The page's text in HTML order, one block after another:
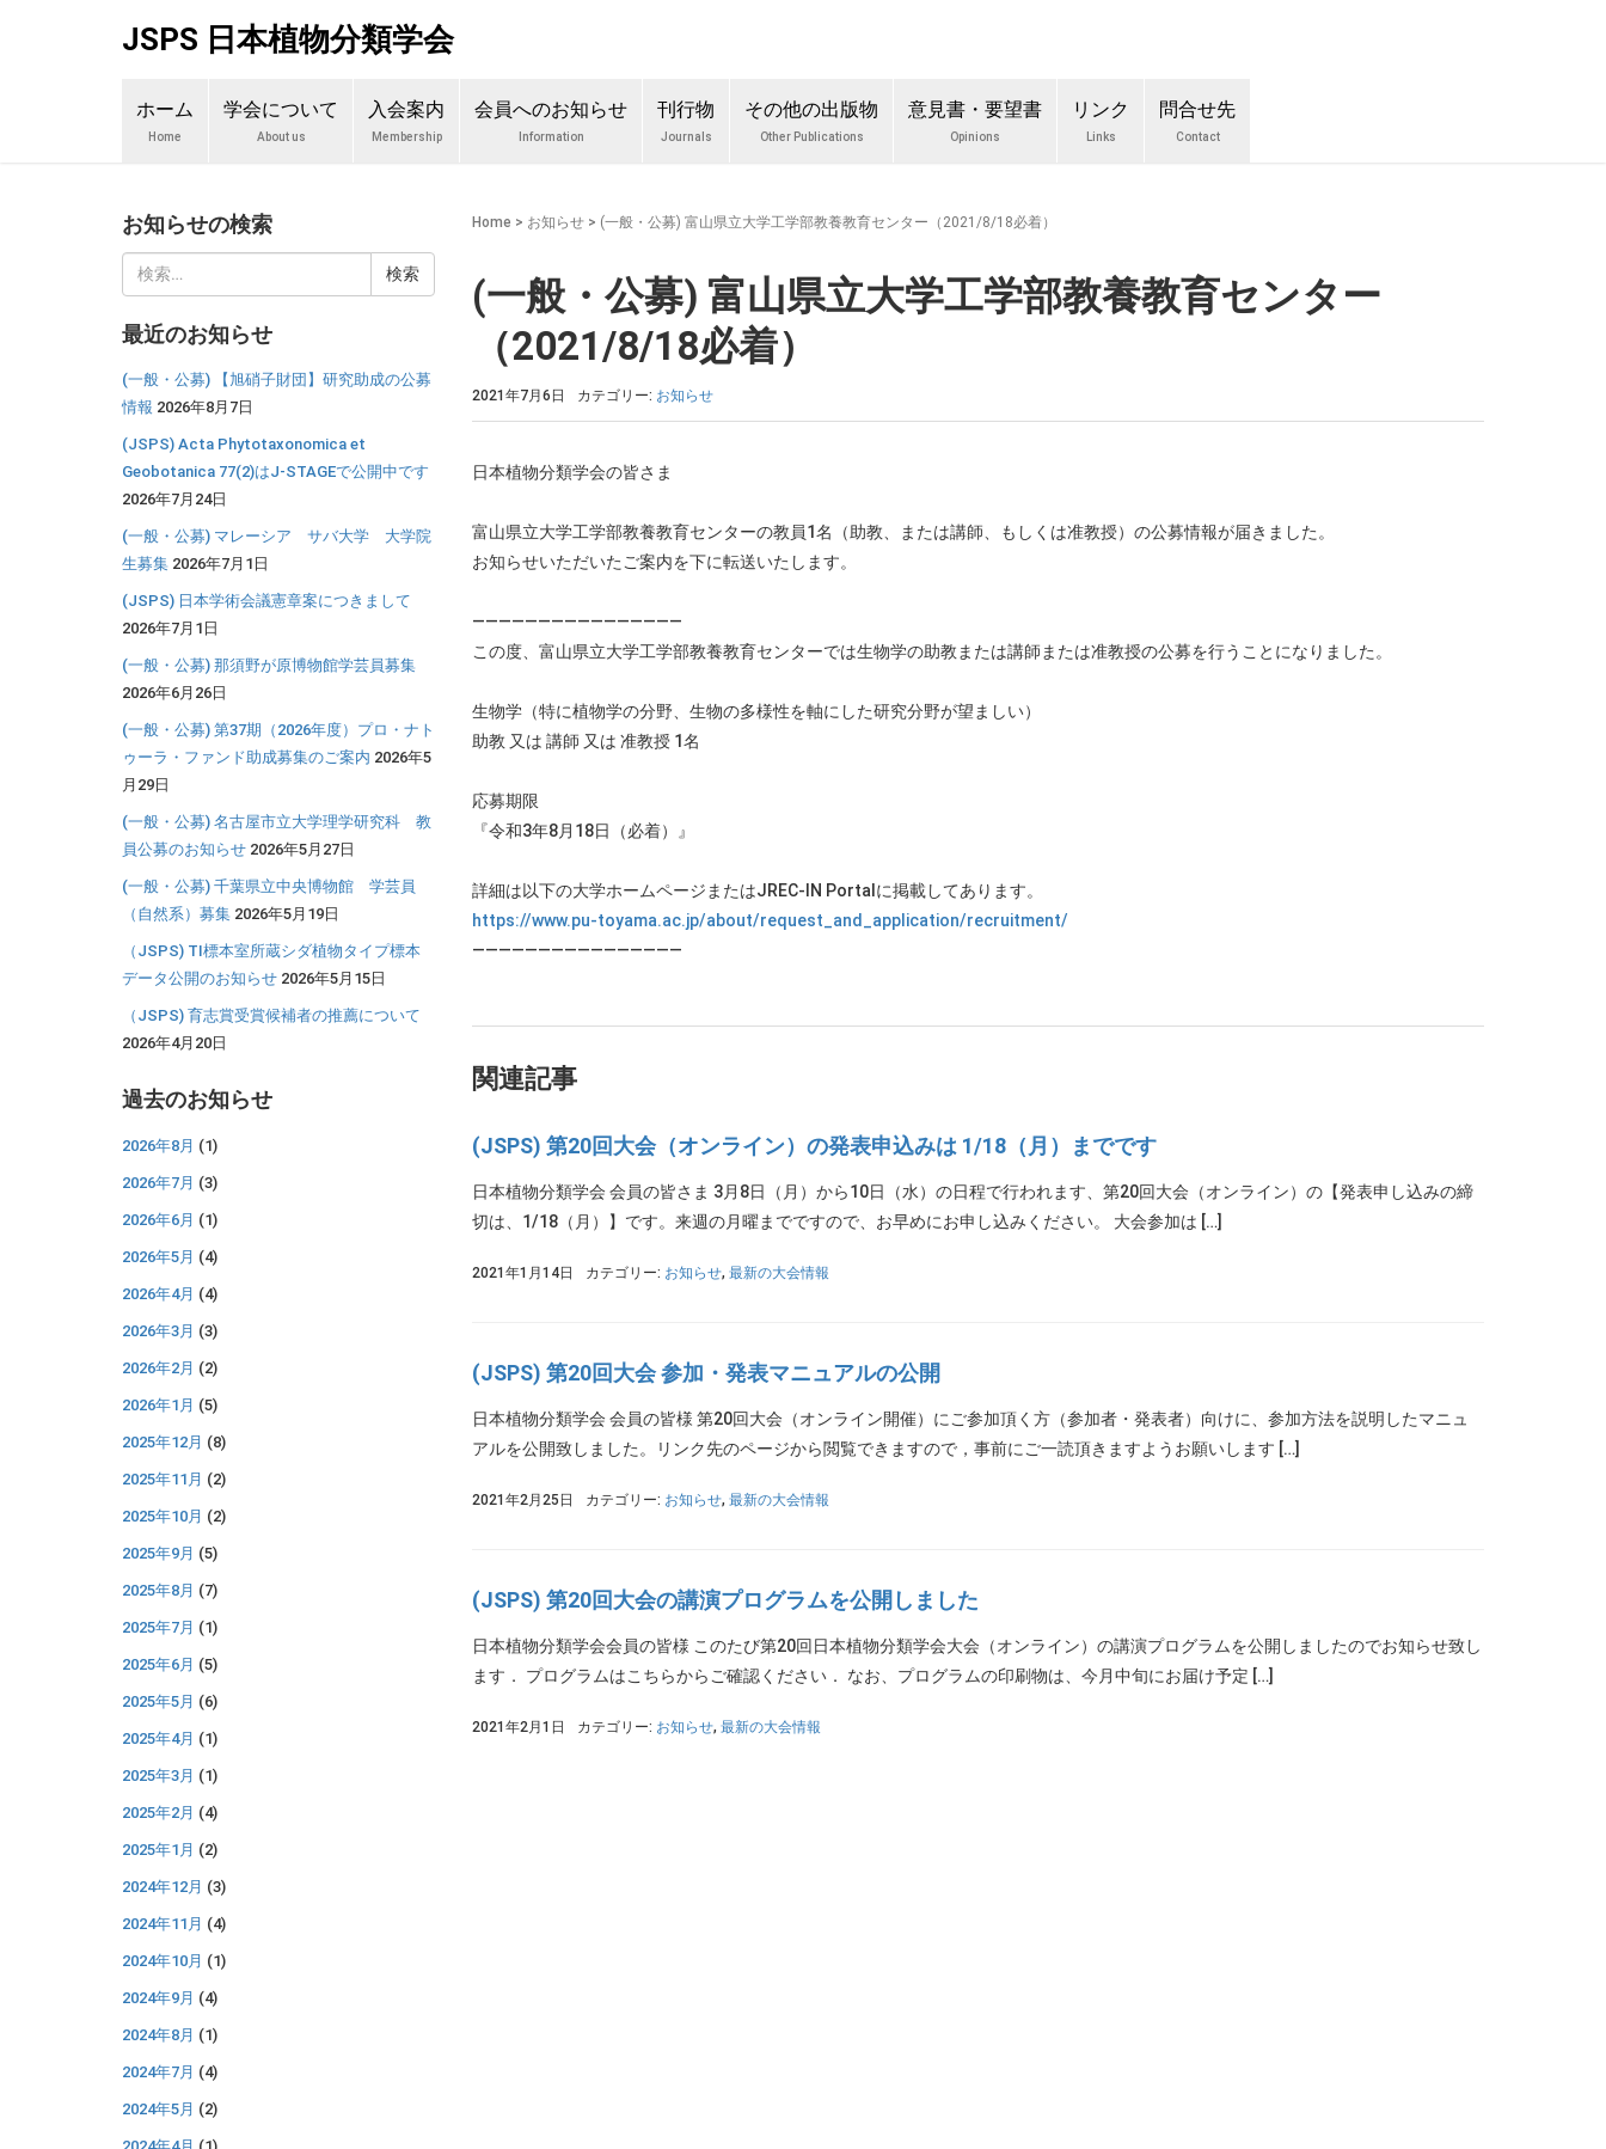
JSPS 日本植物分類学会
ホーム
Home
学会について
About us
入会案内
Membership
会員へのお知らせ
Information
刊行物
Journals
その他の出版物
Other Publications
意見書・要望書
Opinions
リンク
Links
問合せ先
Contact
Home > お知らせ> (一般・公募) 富山県立大学工学部教養教育センター（2021/8/18必着）
(一般・公募) 富山県立大学工学部教養教育センター
（2021/8/18必着）
2021年7月6日 カテゴリー: お知らせ
日本植物分類学会の皆さま
富山県立大学工学部教養教育センターの教員1名（助教、または講師、もしくは准教授）の公募情報が届きました。
お知らせいただいたご案内を下に転送いたします。
————————————————
この度、富山県立大学工学部教養教育センターでは生物学の助教または講師または准教授の公募を行うことになりました。
生物学（特に植物学の分野、生物の多様性を軸にした研究分野が望ましい）
助教 又は 講師 又は 准教授 1名
応募期限
『令和3年8月18日（必着）』
詳細は以下の大学ホームページまたはJREC-IN Portalに掲載してあります。
https://www.pu-toyama.ac.jp/about/request_and_application/recruitment/
————————————————
関連記事
(JSPS) 第20回大会（オンライン）の発表申込みは 1/18（月）までです
日本植物分類学会 会員の皆さま 3月8日（月）から10日（水）の日程で行われます、第20回大会（オンライン）の【発表申し込みの締
切は、1/18（月）】です。来週の月曜までですので、お早めにお申し込みください。 大会参加は […]
2021年1月14日 カテゴリー: お知らせ, 最新の大会情報
(JSPS) 第20回大会 参加・発表マニュアルの公開
日本植物分類学会 会員の皆様 第20回大会（オンライン開催）にご参加頂く方（参加者・発表者）向けに、参加方法を説明したマニュ
アルを公開致しました。リンク先のページから閲覧できますので，事前にご一読頂きますようお願いします […]
2021年2月25日 カテゴリー: お知らせ, 最新の大会情報
(JSPS) 第20回大会の講演プログラムを公開しました
日本植物分類学会会員の皆様 このたび第20回日本植物分類学会大会（オンライン）の講演プログラムを公開しましたのでお知らせ致し
ます． プログラムはこちらからご確認ください． なお、プログラムの印刷物は、今月中旬にお届け予定 […]
2021年2月1日 カテゴリー: お知らせ, 最新の大会情報
お知らせの検索
索:
最近のお知らせ
(一般・公募) 【旭硝子財団】研究助成の公募
情報 2026年8月7日
(JSPS) Acta Phytotaxonomica et
Geobotanica 77(2)はJ-STAGEで公開中です
2026年7月24日
(一般・公募) マレーシア サバ大学 大学院
生募集 2026年7月1日
(JSPS) 日本学術会議憲章案につきまして
2026年7月1日
(一般・公募) 那須野が原博物館学芸員募集
2026年6月26日
(一般・公募) 第37期（2026年度）プロ・ナト
ゥーラ・ファンド助成募集のご案内 2026年5
月29日
(一般・公募) 名古屋市立大学理学研究科 教
員公募のお知らせ 2026年5月27日
(一般・公募) 千葉県立中央博物館 学芸員
（自然系）募集 2026年5月19日
（JSPS) TI標本室所蔵シダ植物タイプ標本
データ公開のお知らせ 2026年5月15日
（JSPS) 育志賞受賞候補者の推薦について
2026年4月20日
過去のお知らせ
2026年8月 (1)
2026年7月 (3)
2026年6月 (1)
2026年5月 (4)
2026年4月 (4)
2026年3月 (3)
2026年2月 (2)
2026年1月 (5)
2025年12月 (8)
2025年11月 (2)
2025年10月 (2)
2025年9月 (5)
2025年8月 (7)
2025年7月 (1)
2025年6月 (5)
2025年5月 (6)
2025年4月 (1)
2025年3月 (1)
2025年2月 (4)
2025年1月 (2)
2024年12月 (3)
2024年11月 (4)
2024年10月 (1)
2024年9月 (4)
2024年8月 (1)
2024年7月 (4)
2024年5月 (2)
2024年4月 (1)